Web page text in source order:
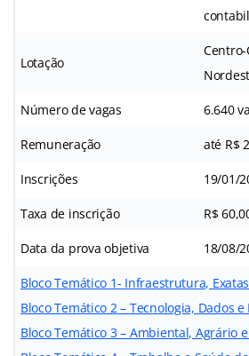
Lotação
Número de vagas 6.640
Remuneração até R$
Inscrições 19/01/
Taxa de inscrição R$
Data da prova objetiva 18/08/
Bloco Temático 1- Infraestrutura,
Bloco Temático 2 – Tecnologia, Dados
Bloco Temático 3 – Ambiental, Agrário